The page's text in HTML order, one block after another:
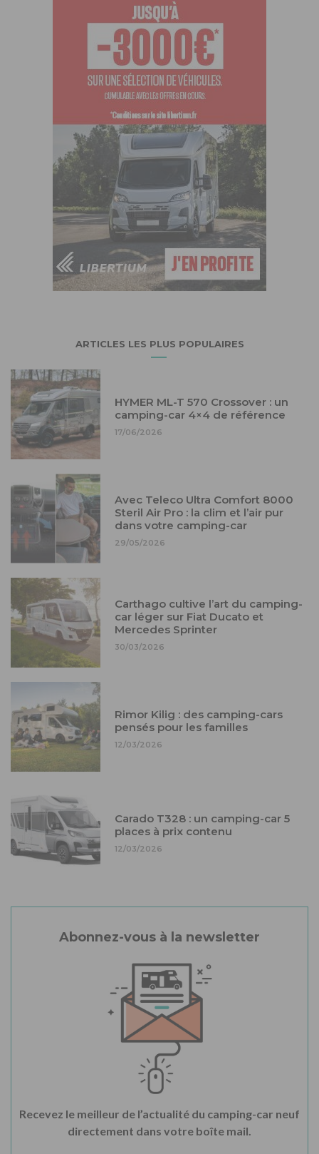
ARTICLES LES PLUS POPULAIRES
HYMER ML-T 570 Crossover : un
camping-car 4×4 de référence
17/06/2026
Avec Teleco Ultra Comfort 8000
Steril Air Pro : la clim et l’air pur
dans votre camping-car
29/05/2026
Carthago cultive l’art du camping-
car léger sur Fiat Ducato et
Mercedes Sprinter
30/03/2026
Rimor Kilig : des camping-cars
pensés pour les familles
12/03/2026
Carado T328 : un camping-car 5
places à prix contenu
12/03/2026
Abonnez-vous à la newsletter
Recevez le meilleur de l’actualité du camping-car neuf
directement dans votre boîte mail.